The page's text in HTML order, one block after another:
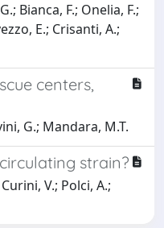
Bianca, F.; Onelia, F.;
E.; Crisanti, A.;
centers,
G.; Mandara, M.T.
strain?
V.; Polci, A.;